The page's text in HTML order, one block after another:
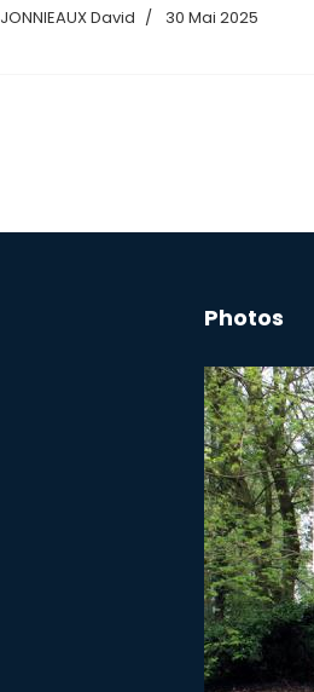
JONNIEAUX David 30 Mai 2025
Photos